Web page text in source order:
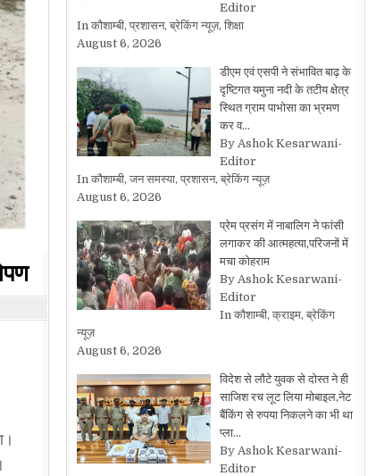
Editor
In कौशाम्बी, प्रशासन, ब्रेकिंग न्यूज़, शिक्षा
August 6, 2026
डीएम एवं एसपी ने संभावित बाढ़ के
दृष्टिगत यमुना नदी के तटीय क्षेत्र
स्थित ग्राम पाभोसा का भ्रमण
कर व…
By Ashok Kesarwani-
Editor
In कौशाम्बी, जन समस्या, प्रशासन, ब्रेकिंग न्यूज़
August 6, 2026
प्रेम प्रसंग में नाबालिग ने फांसी
लगाकर की आत्महत्या,परिजनों में
मचा कोहराम
By Ashok Kesarwani-
Editor
In कौशाम्बी, क्राइम, ब्रेकिंग
न्यूज़
August 6, 2026
विदेश से लौटे युवक से दोस्त ने ही
साजिश रच लूट लिया मोबाइल,नेट
बैंकिंग से रुपया निकलने का भी था
प्ला…
By Ashok Kesarwani-
Editor